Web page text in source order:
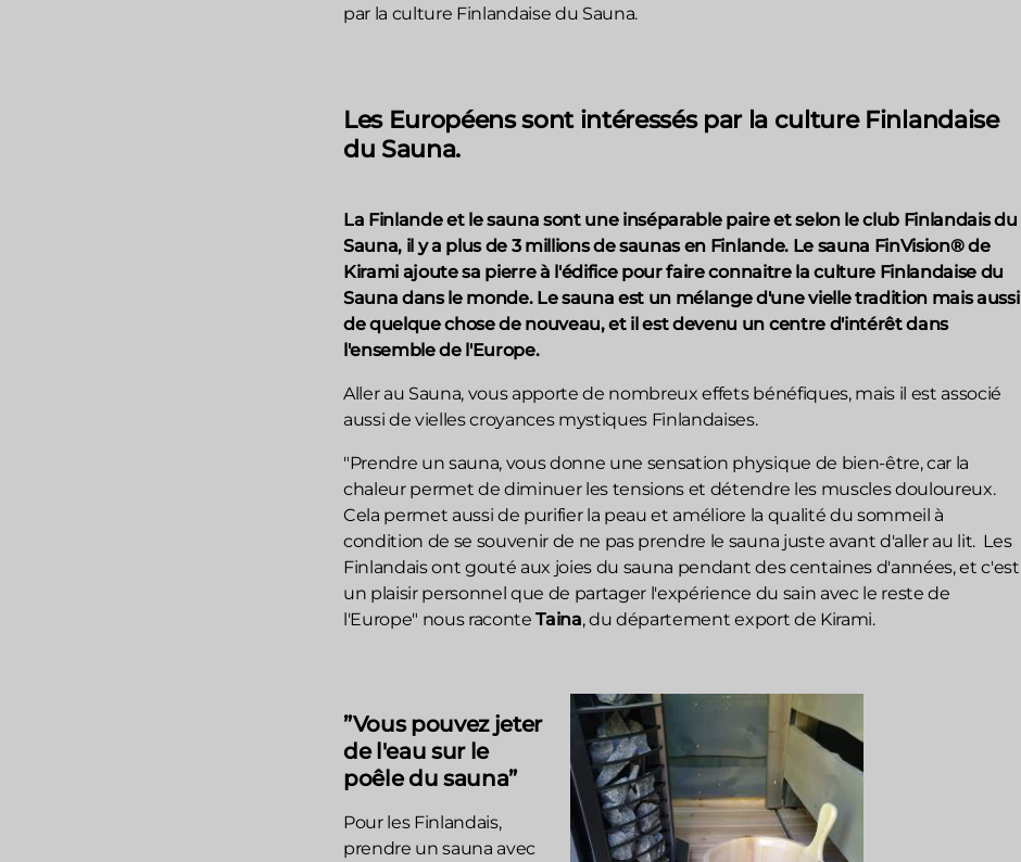
par la culture Finlandaise du Sauna.
Les Européens sont intéressés par la culture Finlandaise
du Sauna.
La Finlande et le sauna sont une inséparable paire et selon le club Finlandais du
Sauna, il y a plus de 3 millions de saunas en Finlande. Le sauna FinVision® de
Kirami ajoute sa pierre à l'édifice pour faire connaitre la culture Finlandaise du
Sauna dans le monde. Le sauna est un mélange d'une vielle tradition mais aussi
de quelque chose de nouveau, et il est devenu un centre d'intérêt dans
l'ensemble de l'Europe.
Aller au Sauna, vous apporte de nombreux effets bénéfiques, mais il est associé
aussi de vielles croyances mystiques Finlandaises.
"Prendre un sauna, vous donne une sensation physique de bien-être, car la
chaleur permet de diminuer les tensions et détendre les muscles douloureux.
Cela permet aussi de purifier la peau et améliore la qualité du sommeil à
condition de se souvenir de ne pas prendre le sauna juste avant d'aller au lit. Les
Finlandais ont gouté aux joies du sauna pendant des centaines d'années, et c'est
un plaisir personnel que de partager l'expérience du sain avec le reste de
l'Europe" nous raconteTaina, du département export de Kirami.
”Vous pouvez jeter
de l'eau sur le
poêle du sauna”
Pour les Finlandais,
prendre un sauna avec